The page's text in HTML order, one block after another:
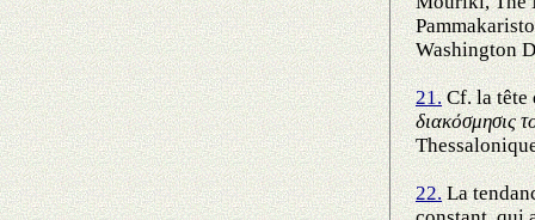
Washington
21.Cf. la tête
διακόσμησις
22.La